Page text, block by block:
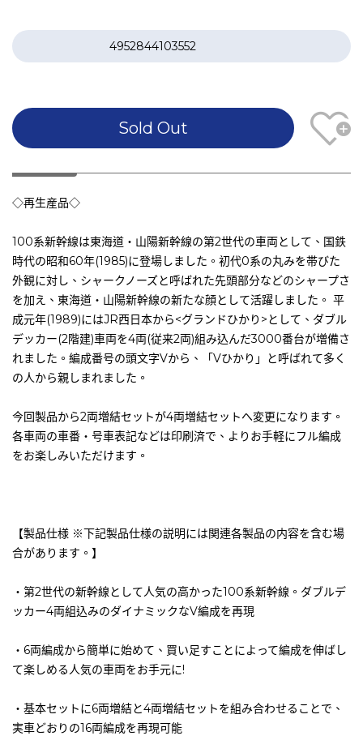
4952844103552
Sold Out
◇再生産品◇
100系新幹線は東海道・山陽新幹線の第2世代の車両として、国鉄
時代の昭和60年(1985)に登場しました。初代0系の丸みを帯びた
外観に対し、シャークノーズと呼ばれた先頭部分などのシャープさ
を加え、東海道・山陽新幹線の新たな顔として活躍しました。 平
成元年(1989)にはJR西日本から<グランドひかり>として、ダブル
デッカー(2階建)車両を4両(従来2両)組み込んだ3000番台が増備さ
れました。編成番号の頭文字Vから、「Vひかり」と呼ばれて多く
の人から親しまれました。
今回製品から2両増結セットが4両増結セットへ変更になります。
各車両の車番・号車表記などは印刷済で、よりお手軽にフル編成
をお楽しみいただけます。
【製品仕様 ※下記製品仕様の説明には関連各製品の内容を含む場
合があります。】
・第2世代の新幹線として人気の高かった100系新幹線。ダブルデ
ッカー4両組込みのダイナミックなV編成を再現
・6両編成から簡単に始めて、買い足すことによって編成を伸ばし
て楽しめる人気の車両をお手元に!
・基本セットに6両増結と4両増結セットを組み合わせることで、
実車どおりの16両編成を再現可能